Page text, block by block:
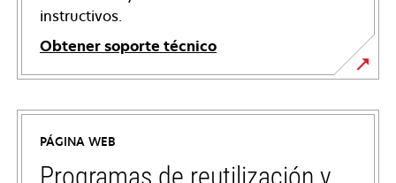
instructivos.
Obtener soporte técnico
se
abre
una
pestaña
PÁGINA WEB
Programas de reutilización y